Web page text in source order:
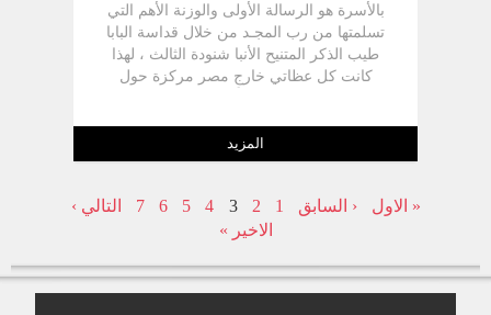
بالأسرة هو الرسالة الأولى والوزنة الأهم التي
تسلمتها من رب المجـد من خلال قداسة البابا
طيب الذكر المتنيح الأنبا شنودة الثالث ، لهذا
كانت كل عظاتي خارج مصر مركزة حول
نصيباً قدر الإمكان في عظة حول الأسرة . -
الشق الثاني : وهو الجلوس في المكتب لمقابلة
حضورهم .
المزيد
« الاول ‹ السابق 1
2
3
4
5
6
7
التالي ›
الاخير »